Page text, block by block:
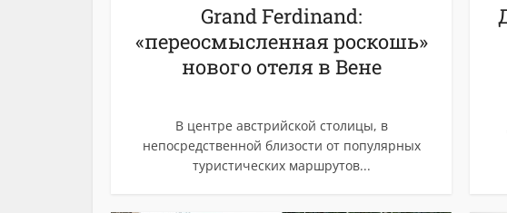
Grand Ferdinand:
«переосмысленная роскошь»
нового отеля в Вене
В центре австрийской столицы, в
непосредственной близости от популярных
туристических маршрутов...